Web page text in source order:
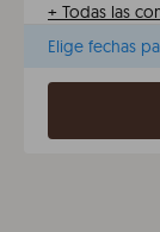
+ Todas las
Elige fechas